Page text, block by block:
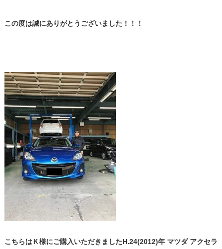
この度は誠にありがとうございました！！！
こちらはＫ様にご購入いただきましたH.24(2012)年 マツダ アクセラ